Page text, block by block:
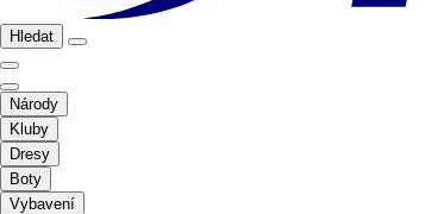
Hledat
Národy
Kluby
Dresy
Boty
Vybavení